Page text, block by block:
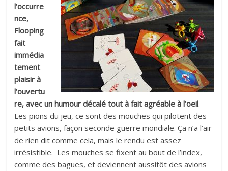
l’occurre
nce,
Flooping
fait
immédia
tement
plaisir à
l’ouvertu
re, avec un humour décalé tout à fait agréable à l’oeil.
Les pions du jeu, ce sont des mouches qui pilotent des
petits avions, façon seconde guerre mondiale. Ça n’a l’air
de rien dit comme cela, mais le rendu est assez
irrésistible. Les mouches se fixent au bout de l’index,
comme des bagues, et deviennent aussitôt des avions